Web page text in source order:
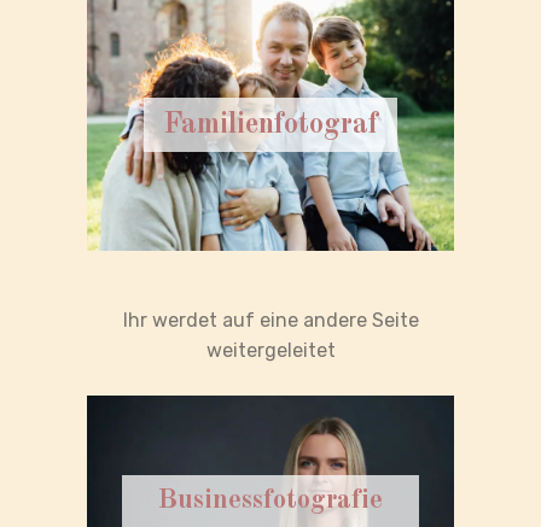
Familienfotograf
Ihr werdet auf eine andere Seite
weitergeleitet
Businessfotografie